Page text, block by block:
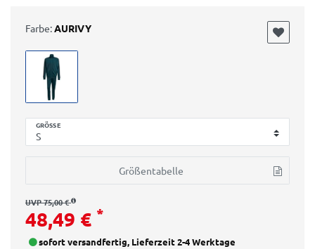
GRÖSSE
Größentabelle
Farbe:AURIVY
UVP 75,00 €
48,49 € *
sofort versandfertig, Lieferzeit 2-4 Werktage